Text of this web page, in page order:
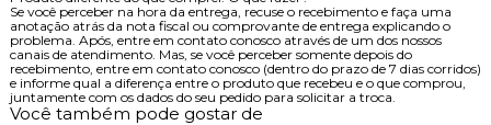
Se você perceber na hora da entrega, recuse o recebimento e faça uma
anotação atrás da nota fiscal ou comprovante de entrega explicando o
problema. Após, entre em contato conosco através de um dos nossos
canais de atendimento. Mas, se você perceber somente depois do
recebimento, entre em contato conosco (dentro do prazo de 7 dias corridos)
e informe qual a diferença entre o produto que recebeu e o que comprou,
juntamente com os dados do seu pedido para solicitar a troca.
Você também pode gostar de